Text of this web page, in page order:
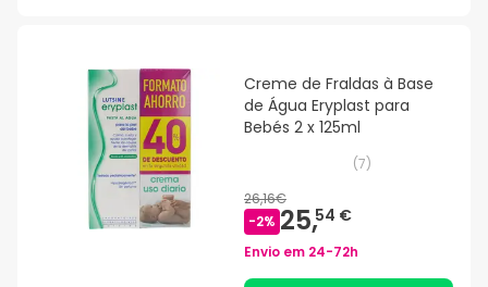
Creme de Fraldas à Base
de Água Eryplast para
Bebés 2 x 125ml
(7)
26,16€
-2% 25,54 €
Envio em 24-72h